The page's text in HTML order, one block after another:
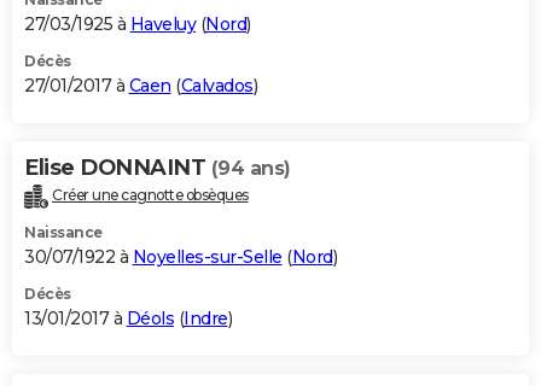
27/03/1925 à Haveluy(Nord)
Décès
27/01/2017 à Caen (Calvados)
Elise DONNAINT (94 ans)
Créer une cagnotte obsèques
Naissance
30/07/1922 à Noyelles-sur-Selle (Nord)
Décès
13/01/2017 à Déols (Indre)